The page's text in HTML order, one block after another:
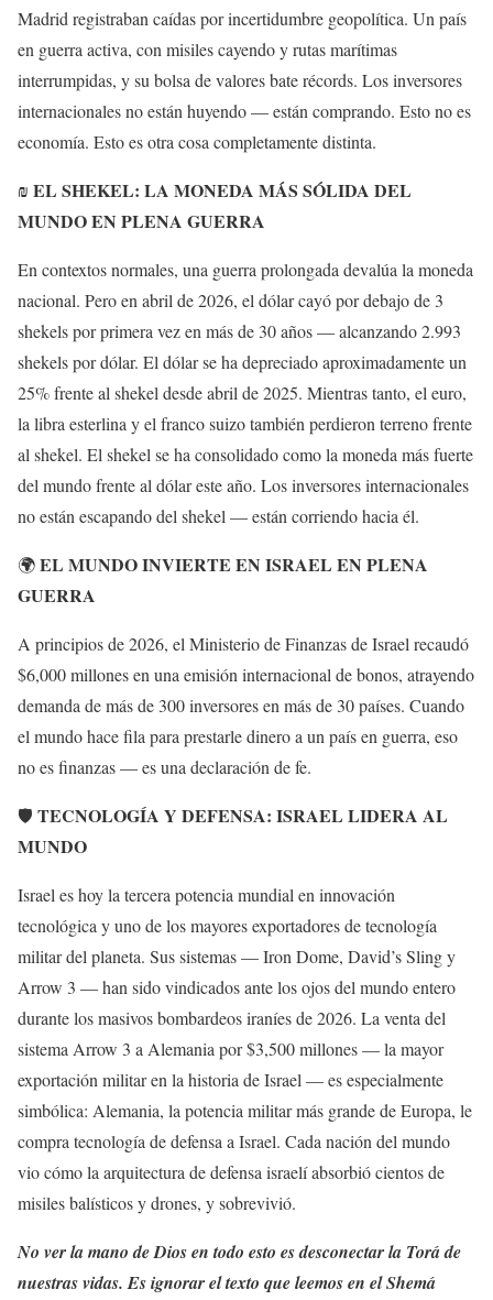
Madrid registraban caídas por incertidumbre geopolítica. Un país
en guerra activa, con misiles cayendo y rutas marítimas
interrumpidas, y su bolsa de valores bate récords. Los inversores
internacionales no están huyendo — están comprando. Esto no es
economía. Esto es otra cosa completamente distinta.
₪ EL SHEKEL: LA MONEDA MÁS SÓLIDA DEL
MUNDO EN PLENA GUERRA
En contextos normales, una guerra prolongada devalúa la moneda
nacional. Pero en abril de 2026, el dólar cayó por debajo de 3
shekels por primera vez en más de 30 años — alcanzando 2.993
shekels por dólar. El dólar se ha depreciado aproximadamente un
25% frente al shekel desde abril de 2025. Mientras tanto, el euro,
la libra esterlina y el franco suizo también perdieron terreno frente
al shekel. El shekel se ha consolidado como la moneda más fuerte
del mundo frente al dólar este año. Los inversores internacionales
no están escapando del shekel — están corriendo hacia él.
🌍EL MUNDO INVIERTE EN ISRAEL EN PLENA
GUERRA
A principios de 2026, el Ministerio de Finanzas de Israel recaudó
$6,000 millones en una emisión internacional de bonos, atrayendo
demanda de más de 300 inversores en más de 30 países. Cuando
el mundo hace fila para prestarle dinero a un país en guerra, eso
no es finanzas — es una declaración de fe.
🛡️ TECNOLOGÍA Y DEFENSA: ISRAEL LIDERA AL
MUNDO
Israel es hoy la tercera potencia mundial en innovación
tecnológica y uno de los mayores exportadores de tecnología
militar del planeta. Sus sistemas — Iron Dome, David’s Sling y
Arrow 3 — han sido vindicados ante los ojos del mundo entero
durante los masivos bombardeos iraníes de 2026. La venta del
sistema Arrow 3 a Alemania por $3,500 millones — la mayor
exportación militar en la historia de Israel — es especialmente
simbólica: Alemania, la potencia militar más grande de Europa, le
compra tecnología de defensa a Israel. Cada nación del mundo
vio cómo la arquitectura de defensa israelí absorbió cientos de
misiles balísticos y drones, y sobrevivió.
No ver la mano de Dios en todo esto es desconectar la Torá de
nuestras vidas. Es ignorar el texto que leemos en el Shemá